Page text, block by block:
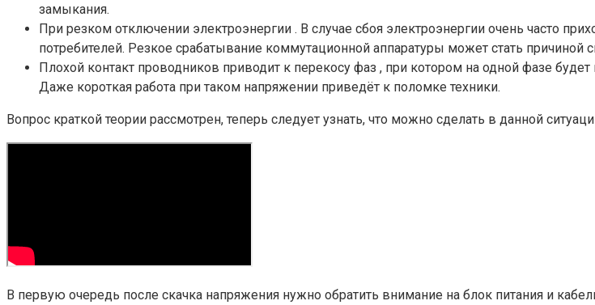
замыкания.
При резком отключении электроэнергии . В случае сбоя электроэнергии очень часто
потребителей. Резкое срабатывание коммутационной аппаратуры может стать причиной
Плохой контакт проводников приводит к перекосу фаз , при котором на одной фазе
Даже короткая работа при таком напряжении приведёт к поломке техники.
Вопрос краткой теории рассмотрен, теперь следует узнать, что можно сделать в данной
В первую очередь после скачка напряжения нужно обратить внимание на блок питания и